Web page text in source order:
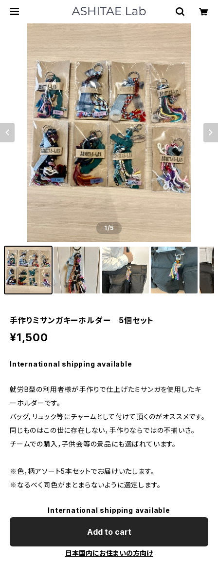
1/5
手作りミサンガキーホルダー 5個セット
¥1,500
International shipping available
就労B型の利用者様が手作りで仕上げたミサンガを使用したキ
ーホルダーです。
バッグ，リュック等にチャームとして付けて頂くのがオススメです。
同じものはこの世に存在しない，手作りならではの不揃いさ。
チームでの購入，子供会等の景品にも選ばれています。
※色，柄アソート5本セットでお届けいたします。
※なるべく同色がまとまらないように選定します。
International shipping available
Add to cart
日本国内にお住まいの方向け